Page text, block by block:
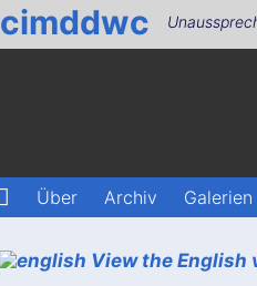
cimddwc
Über Archiv Galerien
View the English